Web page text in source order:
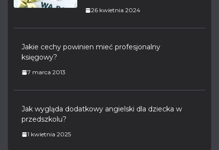
26 kwietnia 2024
Jakie cechy powinien mieć profesjonalny
księgowy?
7 marca 2013
Jak wygląda dodatkowy angielski dla dziecka w
przedszkolu?
1 kwietnia 2025